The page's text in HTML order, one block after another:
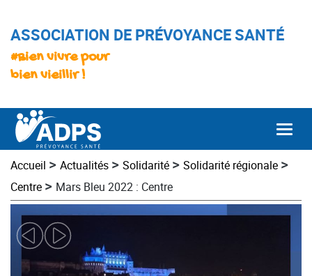
ASSOCIATION DE PRÉVOYANCE SANTÉ
#Bien vivre pour
bien vieillir !
Accueil > Actualités > Solidarité > Solidarité régionale >
Centre > Mars Bleu 2022 : Centre